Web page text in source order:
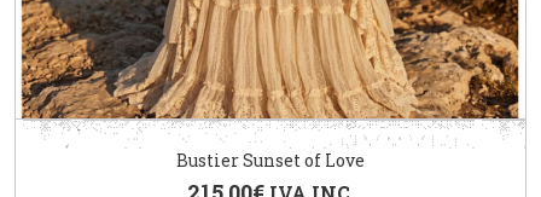
Bustier Sunset of Love